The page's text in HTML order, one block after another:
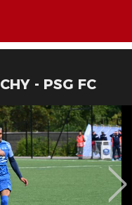
- PSG FC